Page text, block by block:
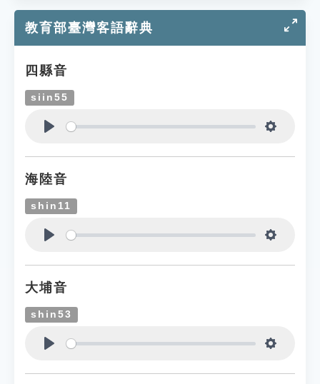
教育部臺灣客語辭典
四縣音
siin55
海陸音
shin11
大埔音
shin53